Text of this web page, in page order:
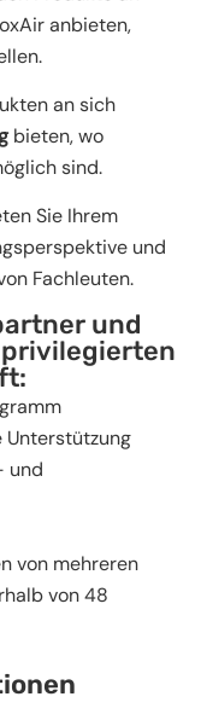
anbieten,
an sich
bieten, wo
sind.
Sie Ihrem
und
Fachleuten.
und
Unterstützung
und
von mehreren
von 48